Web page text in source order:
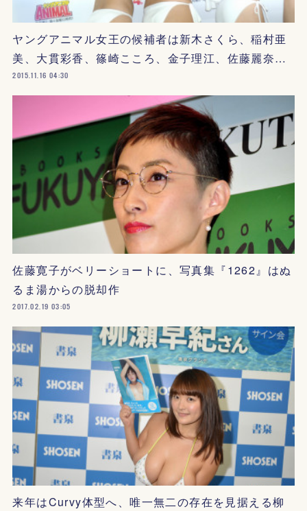
ヤングアニマル女王の候補者は新木さくら、稲村亜
美、大貫彩香、篠崎こころ、金子理江、佐藤麗奈…
2015.11.16 04:30
佐藤寛子がベリーショートに、写真集『1262』はぬ
るま湯からの脱却作
2017.02.19 03:05
来年はCurvy体型へ、唯一無二の存在を見据える柳